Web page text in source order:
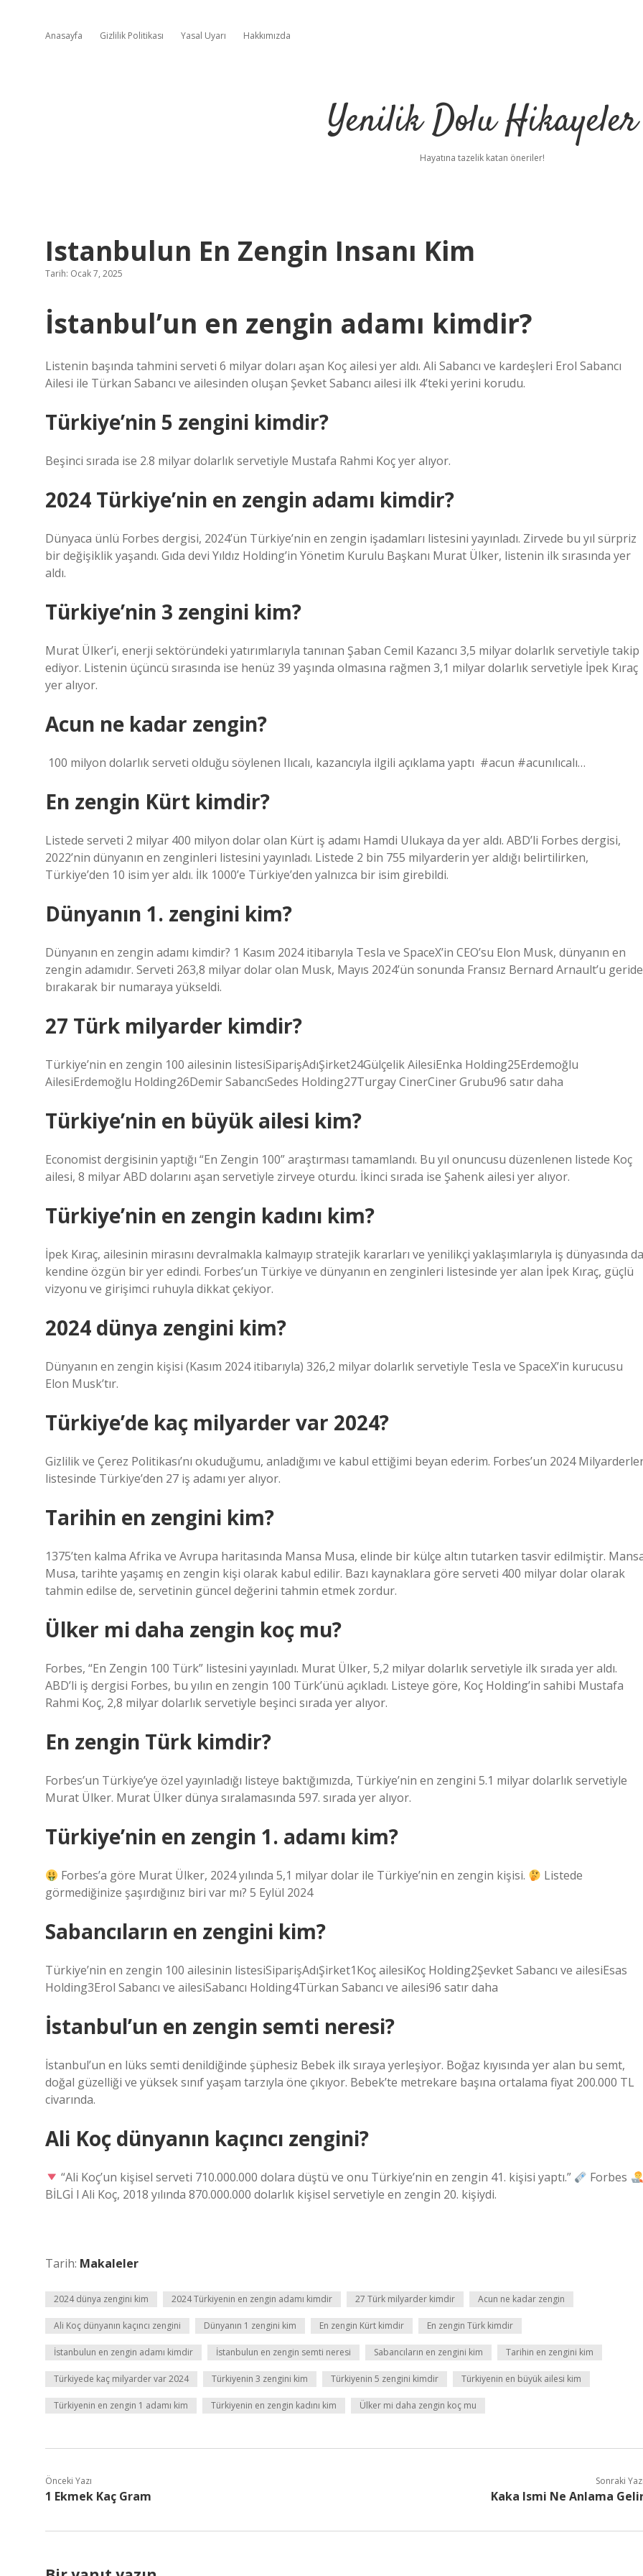
Anasayfa Gizlilik Politikası Yasal Uyarı Hakkımızda
Yenilik Dolu Hikayeler
Hayatına tazelik katan öneriler!
Istanbulun En Zengin Insanı Kim
Tarih: Ocak 7, 2025
İstanbul’un en zengin adamı kimdir?
Listenin başında tahmini serveti 6 milyar doları aşan Koç ailesi yer aldı. Ali Sabancı ve kardeşleri Erol Sabancı
Ailesi ile Türkan Sabancı ve ailesinden oluşan Şevket Sabancı ailesi ilk 4’teki yerini korudu.
Türkiye’nin 5 zengini kimdir?
Beşinci sırada ise 2.8 milyar dolarlık servetiyle Mustafa Rahmi Koç yer alıyor.
2024 Türkiye’nin en zengin adamı kimdir?
Dünyaca ünlü Forbes dergisi, 2024’ün Türkiye’nin en zengin işadamları listesini yayınladı. Zirvede bu yıl sürpriz
bir değişiklik yaşandı. Gıda devi Yıldız Holding’in Yönetim Kurulu Başkanı Murat Ülker, listenin ilk sırasında yer
aldı.
Türkiye’nin 3 zengini kim?
Murat Ülker’i, enerji sektöründeki yatırımlarıyla tanınan Şaban Cemil Kazancı 3,5 milyar dolarlık servetiyle takip
ediyor. Listenin üçüncü sırasında ise henüz 39 yaşında olmasına rağmen 3,1 milyar dolarlık servetiyle İpek Kıraç
yer alıyor.
Acun ne kadar zengin?
⁣ 100 milyon dolarlık serveti olduğu söylenen Ilıcalı, kazancıyla ilgili açıklama yaptı⁣ ⁣ #acun #acunılıcalı…
En zengin Kürt kimdir?
Listede serveti 2 milyar 400 milyon dolar olan Kürt iş adamı Hamdi Ulukaya da yer aldı. ABD’li Forbes dergisi,
2022’nin dünyanın en zenginleri listesini yayınladı. Listede 2 bin 755 milyarderin yer aldığı belirtilirken,
Türkiye’den 10 isim yer aldı. İlk 1000’e Türkiye’den yalnızca bir isim girebildi.
Dünyanın 1. zengini kim?
Dünyanın en zengin adamı kimdir? 1 Kasım 2024 itibarıyla Tesla ve SpaceX’in CEO’su Elon Musk, dünyanın en
zengin adamıdır. Serveti 263,8 milyar dolar olan Musk, Mayıs 2024’ün sonunda Fransız Bernard Arnault’u geride
bırakarak bir numaraya yükseldi.
27 Türk milyarder kimdir?
Türkiye’nin en zengin 100 ailesinin listesiSiparişAdıŞirket24Gülçelik AilesiEnka Holding25Erdemoğlu
AilesiErdemoğlu Holding26Demir SabancıSedes Holding27Turgay CinerCiner Grubu96 satır daha
Türkiye’nin en büyük ailesi kim?
Economist dergisinin yaptığı “En Zengin 100” araştırması tamamlandı. Bu yıl onuncusu düzenlenen listede Koç
ailesi, 8 milyar ABD dolarını aşan servetiyle zirveye oturdu. İkinci sırada ise Şahenk ailesi yer alıyor.
Türkiye’nin en zengin kadını kim?
İpek Kıraç, ailesinin mirasını devralmakla kalmayıp stratejik kararları ve yenilikçi yaklaşımlarıyla iş dünyasında da
kendine özgün bir yer edindi. Forbes’un Türkiye ve dünyanın en zenginleri listesinde yer alan İpek Kıraç, güçlü
vizyonu ve girişimci ruhuyla dikkat çekiyor.
2024 dünya zengini kim?
Dünyanın en zengin kişisi (Kasım 2024 itibarıyla) 326,2 milyar dolarlık servetiyle Tesla ve SpaceX’in kurucusu
Elon Musk’tır.
Türkiye’de kaç milyarder var 2024?
Gizlilik ve Çerez Politikası’nı okuduğumu, anladığımı ve kabul ettiğimi beyan ederim. Forbes’un 2024
listesinde Türkiye’den 27 iş adamı yer alıyor.
Tarihin en zengini kim?
1375’ten kalma Afrika ve Avrupa haritasında Mansa Musa, elinde bir külçe altın tutarken tasvir edilmiştir.
Musa, tarihte yaşamış en zengin kişi olarak kabul edilir. Bazı kaynaklara göre serveti 400 milyar dolar olarak
tahmin edilse de, servetinin güncel değerini tahmin etmek zordur.
Ülker mi daha zengin koç mu?
Forbes, “En Zengin 100 Türk” listesini yayınladı. Murat Ülker, 5,2 milyar dolarlık servetiyle ilk sırada yer aldı.
ABD’li iş dergisi Forbes, bu yılın en zengin 100 Türk’ünü açıkladı. Listeye göre, Koç Holding’in sahibi Mustafa
Rahmi Koç, 2,8 milyar dolarlık servetiyle beşinci sırada yer alıyor.
En zengin Türk kimdir?
Forbes’un Türkiye’ye özel yayınladığı listeye baktığımızda, Türkiye’nin en zengini 5.1 milyar dolarlık servetiyle
Murat Ülker. Murat Ülker dünya sıralamasında 597. sırada yer alıyor.
Türkiye’nin en zengin 1. adamı kim?
Forbes’a göre Murat Ülker, 2024 yılında 5,1 milyar dolar ile Türkiye’nin en zengin kişisi.
Listede
görmediğinize şaşırdığınız biri var mı? 5 Eylül 2024
Sabancıların en zengini kim?
Türkiye’nin en zengin 100 ailesinin listesiSiparişAdıŞirket1Koç ailesiKoç Holding2Şevket Sabancı ve ailesiEsas
Holding3Erol Sabancı ve ailesiSabancı Holding4Türkan Sabancı ve ailesi96 satır daha
İstanbul’un en zengin semti neresi?
İstanbul’un en lüks semti denildiğinde şüphesiz Bebek ilk sıraya yerleşiyor. Boğaz kıyısında yer alan bu semt,
doğal güzelliği ve yüksek sınıf yaşam tarzıyla öne çıkıyor. Bebek’te metrekare başına ortalama fiyat 200.000 TL
civarında.
Ali Koç dünyanın kaçıncı zengini?
“Ali Koç’un kişisel serveti 710.000.000 dolara düştü ve onu Türkiye’nin en zengin 41. kişisi yaptı.”
Forbes
BİLGİ l Ali Koç, 2018 yılında 870.000.000 dolarlık kişisel servetiyle en zengin 20. kişiydi.
Tarih: Makaleler
2024 dünya zengini kim 2024 Türkiyenin en zengin adamı kimdir 27 Türk milyarder kimdir Acun ne kadar zengin
Ali Koç dünyanın kaçıncı zengini Dünyanın 1 zengini kim En zengin Kürt kimdir En zengin Türk kimdir
İstanbulun en zengin adamı kimdir İstanbulun en zengin semti neresi Sabancıların en zengini kim Tarihin en zengini kim
Türkiyede kaç milyarder var 2024 Türkiyenin 3 zengini kim Türkiyenin 5 zengini kimdir Türkiyenin en büyük ailesi kim
Türkiyenin en zengin 1 adamı kim Türkiyenin en zengin kadını kim Ülker mi daha zengin koç mu
Önceki Yazı
1 Ekmek Kaç Gram
Sonraki
Kaka Ismi Ne Anlama